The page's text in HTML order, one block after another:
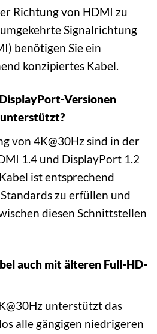
Richtung von HDMI zu
Signalrichtung
benötigen Sie ein
konzipiertes Kabel.
Versionen
von 4K@30Hz sind in der
1.4 und DisplayPort 1.2
ist entsprechend
zu erfüllen und
diesen Schnittstellen
auch mit älteren Full-HD-
unterstützt das
alle gängigen niedrigeren